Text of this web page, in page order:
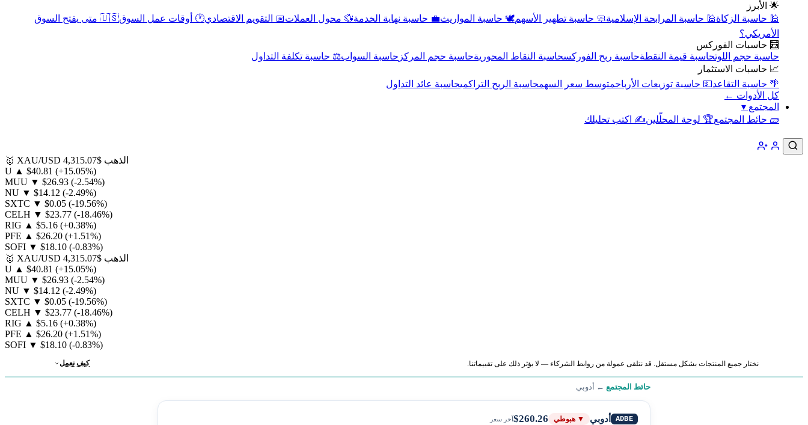
🌟 الأبرز
🕌 حاسبة الزكاة🕌 حاسبة المرابحة الإسلامية🧼 حاسبة تطهير الأسهم🕊️ حاسبة المواريث💼 حاسبة نهاية الخدمة💱 محول العملات📅 التقويم الاقتصادي🕐 أوقات عمل السوق
🇺🇸 متى يفتح السوق
الأمريكي؟
🧮 حاسبات الفوركس
حاسبة حجم اللوتحاسبة قيمة النقطةحاسبة ربح الفوركسحاسبة النقاط المحوريةحاسبة حجم المركز حاسبة السواب⚖️ حاسبة تكلفة التداول
📈 حاسبات الاستثمار
🌴 حاسبة التقاعد💵 حاسبة توزيعات الأرباحمتوسط سعر السهمحاسبة الربح التراكميحاسبة عائد التداول
كل الأدوات ←
المجتمع ▾
🧱 حائط المجتمع🏆 لوحة المحلّلين✍️ اكتب تحليلك
🥇 XAU/USD الذهب $4,315.07
U ▲ $40.81 (+15.05%)
MUU ▼ $26.93 (-2.54%)
NU ▼ $14.12 (-2.49%)
SXTC ▼ $0.05 (-19.56%)
CELH ▼ $23.77 (-18.46%)
RIG ▲ $5.16 (+0.38%)
PFE ▲ $26.20 (+1.51%)
SOFI ▼ $18.10 (-0.83%)
🥇 XAU/USD الذهب $4,315.07
U ▲ $40.81 (+15.05%)
MUU ▼ $26.93 (-2.54%)
NU ▼ $14.12 (-2.49%)
SXTC ▼ $0.05 (-19.56%)
CELH ▼ $23.77 (-18.46%)
RIG ▲ $5.16 (+0.38%)
PFE ▲ $26.20 (+1.51%)
SOFI ▼ $18.10 (-0.83%)
نختار جميع المنتجات بشكل مستقل. قد نتلقى عمولة من روابط الشركاء — لا يؤثر ذلك على تقييماتنا. كيف نعمل
حائط المجتمع ← أدوبي
ADBE أدوبي ▼ هبوطي $260.26آخر سعر